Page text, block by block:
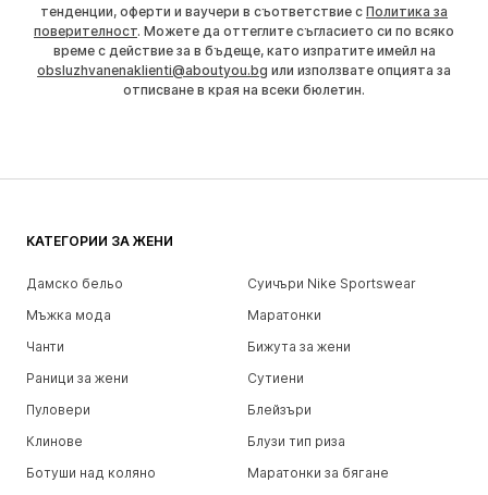
тенденции, оферти и ваучери в съответствие с Политика за
поверителност. Можете да оттеглите съгласието си по всяко
време с действие за в бъдеще, като изпратите имейл на
obsluzhvanenaklienti@aboutyou.bg или използвате опцията за
отписване в края на всеки бюлетин.
КАТЕГОРИИ ЗА ЖЕНИ
Дамско бельо
Суичъри Nike Sportswear
Мъжка мода
Маратонки
Чанти
Бижута за жени
Раници за жени
Сутиени
Пуловери
Блейзъри
Клинове
Блузи тип риза
Ботуши над коляно
Маратонки за бягане